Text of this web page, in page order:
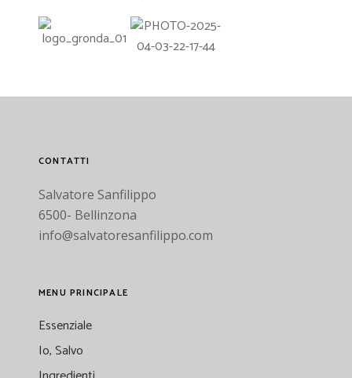
CONTATTI
Salvatore Sanfilippo
6500- Bellinzona
info@salvatoresanfilippo.com
MENU PRINCIPALE
Essenziale
Io, Salvo